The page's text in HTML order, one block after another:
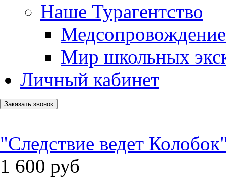
Наше Турагентство
Медсопровождение
Мир школьных
Личный кабинет
Заказать звонок
"Следствие ведет
1 600 руб